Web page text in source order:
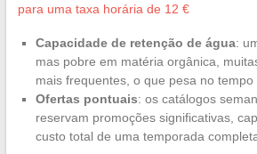
para uma taxa horária de 12 €
Capacidade de retenção de água:
mas pobre em matéria orgânica,
mais frequentes, o que pesa no tempo
Ofertas pontuais: os catálogos
reservam promoções significativas,
custo total de uma temporada